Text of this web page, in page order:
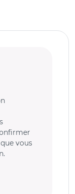
vous